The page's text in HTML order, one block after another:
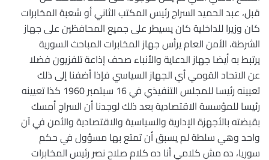
قبل، عبد الحميد السراج رئيس المكتب الثاني أو شعبة المخابرات
كان وزيرا للداخلية كان يسيطر على جميع المحافظين على جهاز
الشرطة، الأمن العام يرأس جهاز المخابرات المباحث السورية
يرتبط به أيضا جهاز الدعاية والأنباء صحف إذاعة تلفزيون فضلا
عن الاتحاد القومي أي الجهاز السياسي فإذا أضفنا إلى ذلك
تعيينه رئيسا للمجلس التنفيذي في 16 سبتمبر 1960 كذا تعيينه
رئيسا للمؤسسة الاقتصادية بعد ذلك لوجدنا أن السراج أمسك
بقبضته بالأجهزة الإدارية والسياسية والاقتصادية والأمن في آن
واحد وهي سلطة لم يسبق أن تمتع بها مسؤول في حكم
سوريا، ده مش كلامي أنا ده كلام صلاح نصر رئيس المخابرات